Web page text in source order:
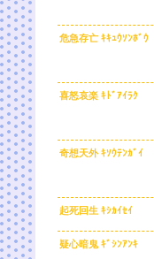
危急存亡 ｷｷｭｳｿﾝﾎﾞｳ
喜怒哀楽 ｷﾄﾞｱｲﾗｸ
奇想天外 ｷｿｳﾃﾝｶﾞｲ
起死回生 ｷｼｶｲｾｲ
疑心暗鬼 ｷﾞｼﾝｱﾝｷ